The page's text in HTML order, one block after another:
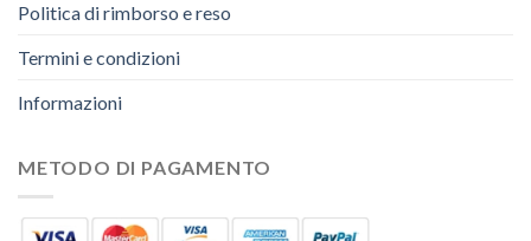
Politica di rimborso e reso
Termini e condizioni
Informazioni
METODO DI PAGAMENTO